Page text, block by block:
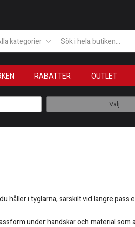
kategorier
RABATTER OUTLET
Välj ...
håller i tyglarna, särskilt vid längre
under handskar och material som